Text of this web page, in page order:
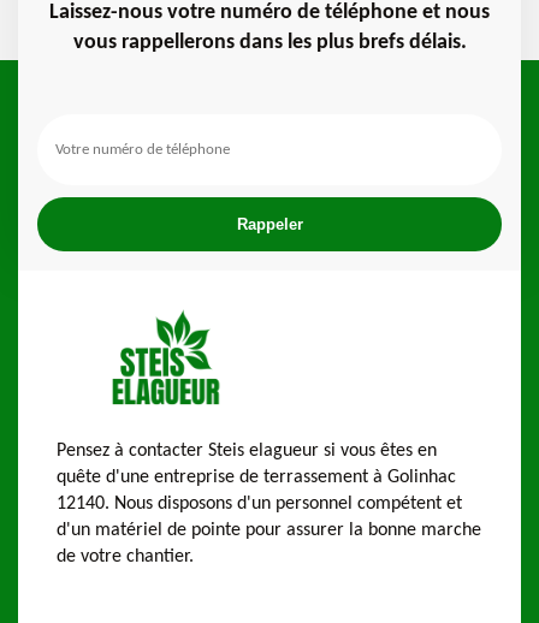
Laissez-nous votre numéro de téléphone et nous
vous rappellerons dans les plus brefs délais.
Pensez à contacter Steis elagueur si vous êtes en
quête d'une entreprise de terrassement à Golinhac
12140. Nous disposons d'un personnel compétent et
d'un matériel de pointe pour assurer la bonne marche
de votre chantier.